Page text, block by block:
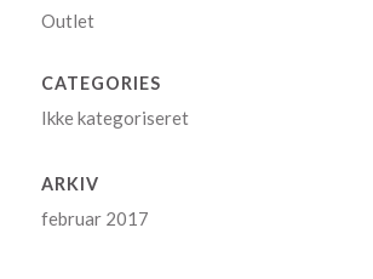
Outlet
CATEGORIES
Ikke kategoriseret
ARKIV
februar 2017